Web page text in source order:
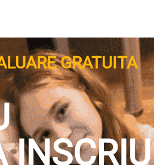
GRATUITA
INSCRIU